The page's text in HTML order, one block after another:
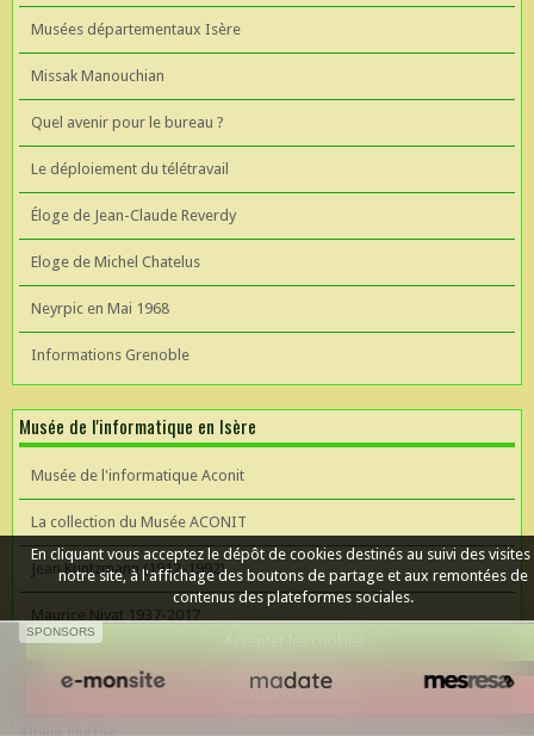
Musées départementaux Isère
Missak Manouchian
Quel avenir pour le bureau ?
Le déploiement du télétravail
Éloge de Jean-Claude Reverdy
Eloge de Michel Chatelus
Neyrpic en Mai 1968
Informations Grenoble
Musée de l'informatique en Isère
Musée de l'informatique Aconit
La collection du Musée ACONIT
Jean Kuntzmann (1912-1992)
Maurice Nivat 1937-2017
SPONSORS
En cliquant vous acceptez le dépôt de cookies destinés au suivi des visites
notre site, à l'affichage des boutons de partage et aux remontées de
contenus des plateformes sociales.
Refuser les cookies